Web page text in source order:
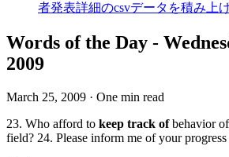
者発表詳細のcsvデータを積み上
Words of the Day -
2009
March 25, 2009 · One min read
23. Who afford to keep track ofbehavior
field? 24. Please inform me of your progress